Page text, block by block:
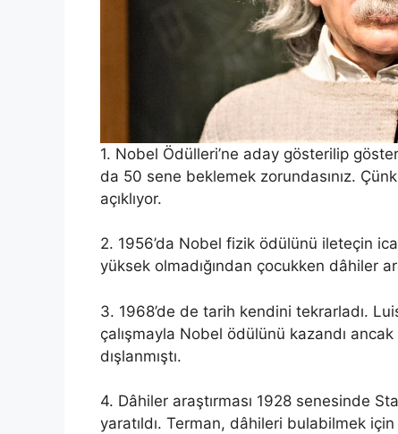
1. Nobel Ödülleri’ne aday gösterilip
da 50 sene beklemek zorundasınız.
açıklıyor.
2. 1956’da Nobel fizik ödülünü ileteçin
yüksek olmadığından çocukken dâhiler
3. 1968’de de tarih kendini tekrarladı.
çalışmayla Nobel ödülünü kazandı
dışlanmıştı.
4. Dâhiler araştırması 1928 senesinde
yaratıldı. Terman, dâhileri bulabilmek